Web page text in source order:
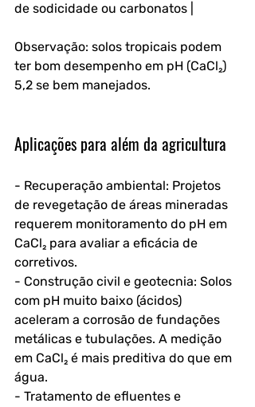
de sodicidade ou carbonatos |
Observação: solos tropicais podem
ter bom desempenho em pH (CaCl₂)
5,2 se bem manejados.
Aplicações para além da agricultura
- Recuperação ambiental: Projetos
de revegetação de áreas mineradas
requerem monitoramento do pH em
CaCl₂ para avaliar a eficácia de
corretivos.
- Construção civil e geotecnia: Solos
com pH muito baixo (ácidos)
aceleram a corrosão de fundações
metálicas e tubulações. A medição
em CaCl₂ é mais preditiva do que em
água.
- Tratamento de efluentes e